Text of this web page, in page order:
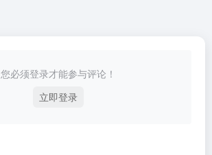
您必须登录才能参与评论！
立即登录